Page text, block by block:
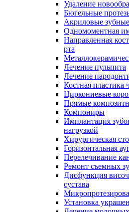
Удаление
Бюгельные
Акриловые
Одномоментная
Направленная
рта
Лечение пульпита
Лечение
Костная пластика
Циркониевые
Прямые
Компониры
Имплантация
нагрузкой
Хирургическая
Горизонтальная
Перелечивание
Ремонт съемных
Дисфункция
сустава
Установка